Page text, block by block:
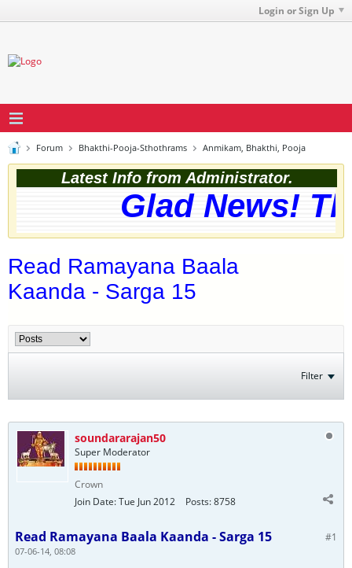
Login or Sign Up
Forum Bhakthi-Pooja-Sthothrams Anmikam, Bhakthi, Pooja
Latest Info from Administrator.
Glad News!
Read Ramayana Baala
Kaanda - Sarga 15
Filter
soundararajan50
Super Moderator
Crown
Join Date:Tue Jun 2012 Posts:8758
#1
Read Ramayana Baala Kaanda - Sarga 15
07-06-14, 08:08